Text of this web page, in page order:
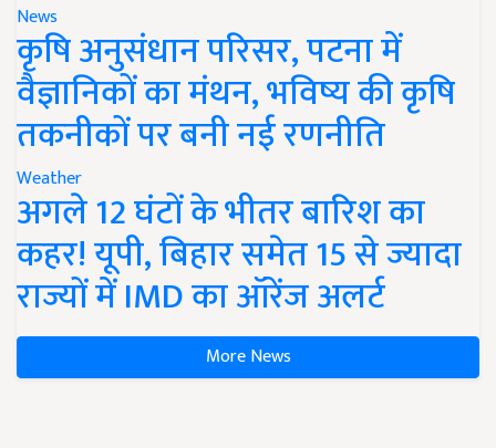
News
कृषि अनुसंधान परिसर, पटना में
वैज्ञानिकों का मंथन, भविष्य की कृषि
तकनीकों पर बनी नई रणनीति
Weather
अगले 12 घंटों के भीतर बारिश का
कहर! यूपी, बिहार समेत 15 से ज्यादा
राज्यों में IMD का ऑरेंज अलर्ट
More News